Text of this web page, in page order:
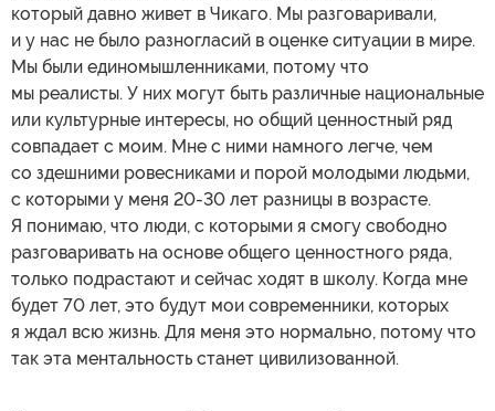
который давно живет в Чикаго. Мы разговаривали,
и у нас не было разногласий в оценке ситуации в мире.
Мы были единомышленниками, потому что
мы реалисты. У них могут быть различные национальные
или культурные интересы, но общий ценностный ряд
совпадает с моим. Мне с ними намного легче, чем
со здешними ровесниками и порой молодыми людьми,
с которыми у меня 20-30 лет разницы в возрасте.
Я понимаю, что люди, с которыми я смогу свободно
разговаривать на основе общего ценностного ряда,
только подрастают и сейчас ходят в школу. Когда мне
будет 70 лет, это будут мои современники, которых
я ждал всю жизнь. Для меня это нормально, потому что
так эта ментальность станет цивилизованной.